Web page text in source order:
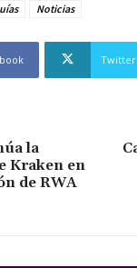
Noticias
Twitter
la
Kraken en
de RWA